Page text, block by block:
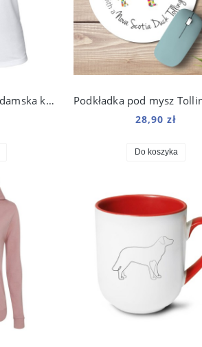
Bawełniana koszulka damska kolorowy Duck Tolling Retriever
28,90 zł
Do koszyka